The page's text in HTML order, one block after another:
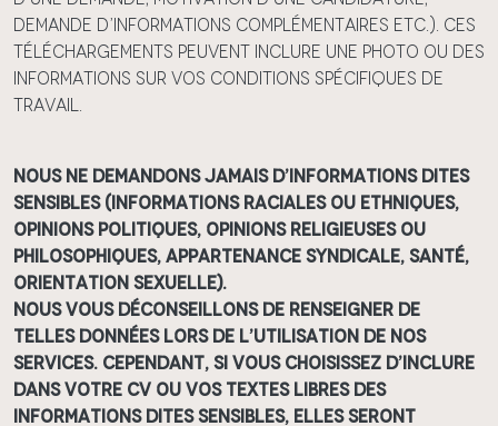
demande d’informations complémentaires etc.). Ces
téléchargements peuvent inclure une photo ou des
informations sur vos conditions spécifiques de
travail.
Nous ne demandons jamais d’informations dites
sensibles (informations raciales ou ethniques,
opinions politiques, opinions religieuses ou
philosophiques, appartenance syndicale, santé,
orientation sexuelle).
Nous vous déconseillons de renseigner de
telles données lors de l’utilisation de nos
Services. Cependant, si vous choisissez d’inclure
dans votre CV ou vos textes libres des
informations dites sensibles, elles seront